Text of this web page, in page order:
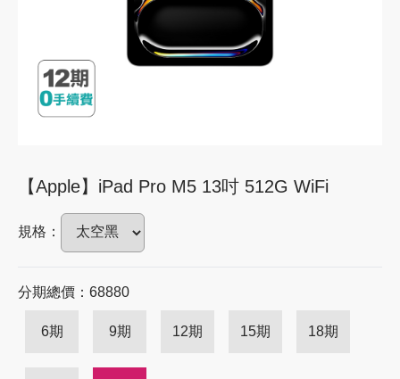
【Apple】iPad Pro M5 13吋 512G WiFi
規格：
分期總價：68880
6期 9期 12期 15期 18期